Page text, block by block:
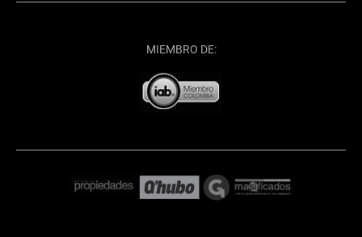
MIEMBRO DE: